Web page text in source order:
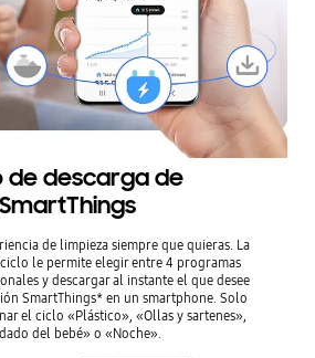
de descarga de
SmartThings
de limpieza siempre que quieras. La
le permite elegir entre 4 programas
y descargar al instante el que desee
SmartThings* en un smartphone. Solo
el ciclo «Plástico», «Ollas y sartenes»,
del bebé» o «Noche».